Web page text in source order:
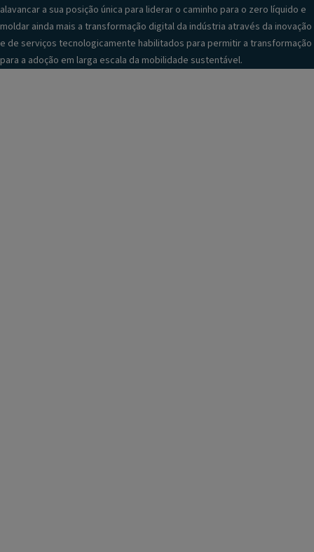
alavancar a sua posição única para liderar o caminho para o zero líquido e
moldar ainda mais a transformação digital da indústria através da inovação
e de serviços tecnologicamente habilitados para permitir a transformação
para a adoção em larga escala da mobilidade sustentável.